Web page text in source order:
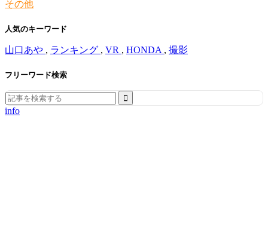
その他
人気のキーワード
山口あや , ランキング , VR , HONDA , 撮影
フリーワード検索
Search
for:
info